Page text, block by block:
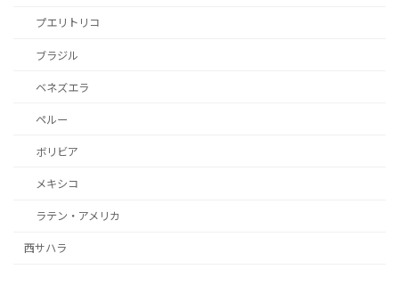
プエリトリコ
ブラジル
ベネズエラ
ペルー
ボリビア
メキシコ
ラテン・アメリカ
西サハラ